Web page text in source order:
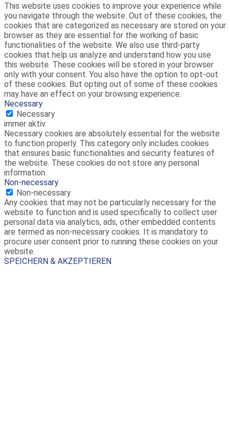
This website uses cookies to improve your experience while
you navigate through the website. Out of these cookies, the
cookies that are categorized as necessary are stored on your
browser as they are essential for the working of basic
functionalities of the website. We also use third-party
cookies that help us analyze and understand how you use
this website. These cookies will be stored in your browser
only with your consent. You also have the option to opt-out
of these cookies. But opting out of some of these cookies
may have an effect on your browsing experience.
Necessary
Necessary
immer aktiv
Necessary cookies are absolutely essential for the website
to function properly. This category only includes cookies
that ensures basic functionalities and security features of
the website. These cookies do not store any personal
information.
Non-necessary
Non-necessary
Any cookies that may not be particularly necessary for the
website to function and is used specifically to collect user
personal data via analytics, ads, other embedded contents
are termed as non-necessary cookies. It is mandatory to
procure user consent prior to running these cookies on your
website.
SPEICHERN & AKZEPTIEREN